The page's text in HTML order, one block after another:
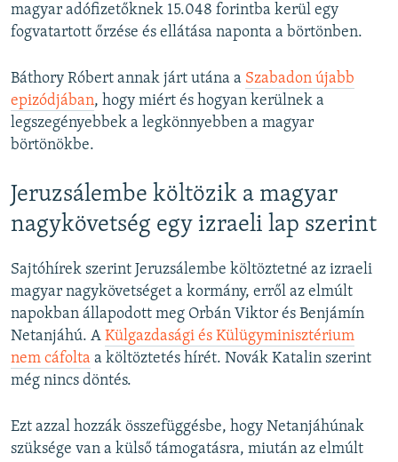
magyar adófizetőknek 15.048 forintba kerül egy
fogvatartott őrzése és ellátása naponta a börtönben.
Báthory Róbert annak járt utána a Szabadon újabb
epizódjában, hogy miért és hogyan kerülnek a
legszegényebbek a legkönnyebben a magyar
börtönökbe.
Jeruzsálembe költözik a magyar
nagykövetség egy izraeli lap szerint
Sajtóhírek szerint Jeruzsálembe költöztetné az izraeli
magyar nagykövetséget a kormány, erről az elmúlt
napokban állapodott meg Orbán Viktor és Benjámín
Netanjáhú. A Külgazdasági és Külügyminisztérium
nem cáfolta a költöztetés hírét. Novák Katalin szerint
még nincs döntés.
Ezt azzal hozzák összefüggésbe, hogy Netanjáhúnak
szüksége van a külső támogatásra, miután az elmúlt